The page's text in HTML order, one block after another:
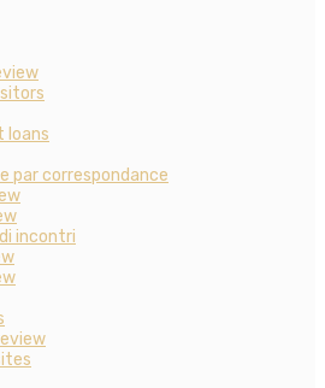
loans
par correspondance
incontri